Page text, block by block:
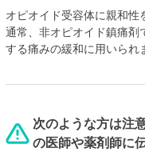
オピオイド受容体に親和性
通常、非オピオイド鎮痛剤
する痛みの緩和に用いられ
次のような方は注
の医師や薬剤師に